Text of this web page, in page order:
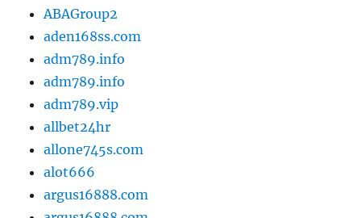
ABAGroup2
aden168ss.com
adm789.info
adm789.info
adm789.vip
allbet24hr
allone745s.com
alot666
argus16888.com